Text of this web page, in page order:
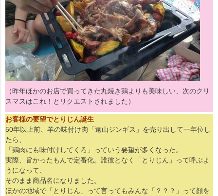
（昨年ほかのお店で買ってきた丸焼き鶏よりも美味しい、次のクリ
スマスはこれ！とリクエストされました）
お客様の要望でとりじん誕生
50年以上前、羊の味付け肉「遠山ジンギス」を売り出して一年位し
たら、
「鶏肉にも味付けしてくろ」っていう要望が多くなった。
実際、旨かったもんで定番化。誰彼となく「とりじん」って呼ぶよ
うになって、
そのまま商品名になりました。
ほかの地域で「とりじん」って言ってもみんな「？？？」って顔を